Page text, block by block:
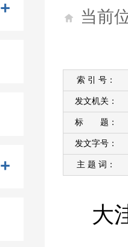
当前
索 引 号：
发文机关：
标 题：
发文字号：
主 题 词：
大